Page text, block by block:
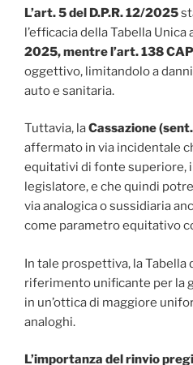
L’art. 5 del D.P.R. 12/2025
l’efficacia della Tabella Unica
2025, mentre l’art. 138 CAP
oggettivo, limitandolo a
auto e sanitaria.
Tuttavia, laCassazione
affermato in via incidentale
equitativi di fonte superiore,
legislatore, e che quindi
via analogica o sussidiaria
come parametro equitativo
In tale prospettiva, la
riferimento unificante per la
in un’ottica di maggiore
analoghi.
L’importanza del rinvio